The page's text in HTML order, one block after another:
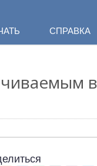
СПРАВКА